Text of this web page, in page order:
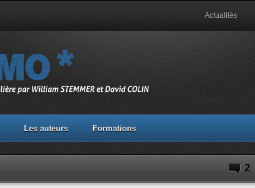
Actualités
Les auteurs Formations
2